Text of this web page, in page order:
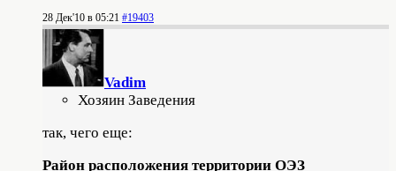
28 Дек'10 в 05:21 #19403
Vadim
Хозяин Заведения
так, чего еще:
Район расположения территории ОЭЗ